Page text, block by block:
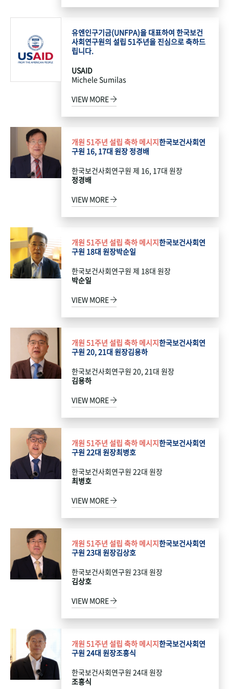
유엔인구기금(UNFPA)을 대표하여 한국보건
사회연구원의 설립 51주년을 진심으로 축하드
립니다.
USAID
Michele Sumilas
VIEW MORE
개원 51주년 설립 축하 메시지한국보건사회연
구원 16, 17대 원장 정경배
한국보건사회연구원 제 16, 17대 원장
정경배
VIEW MORE
개원 51주년 설립 축하 메시지한국보건사회연
구원 18대 원장박순일
한국보건사회연구원 제 18대 원장
박순일
VIEW MORE
개원 51주년 설립 축하 메시지한국보건사회연
구원 20, 21대 원장김용하
한국보건사회연구원 20, 21대 원장
김용하
VIEW MORE
개원 51주년 설립 축하 메시지한국보건사회연
구원 22대 원장최병호
한국보건사회연구원 22대 원장
최병호
VIEW MORE
개원 51주년 설립 축하 메시지한국보건사회연
구원 23대 원장김상호
한국보건사회연구원 23대 원장
김상호
VIEW MORE
개원 51주년 설립 축하 메시지한국보건사회연
구원 24대 원장조흥식
한국보건사회연구원 24대 원장
조흥식